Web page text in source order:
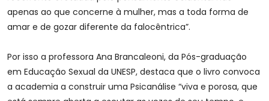
apenas ao que concerne à mulher, mas a toda forma de
amar e de gozar diferente da falocêntrica”.
Por isso a professora Ana Brancaleoni, da Pós-graduação
em Educação Sexual da UNESP, destaca que o livro convoca
a academia a construir uma Psicanálise “viva e porosa, que